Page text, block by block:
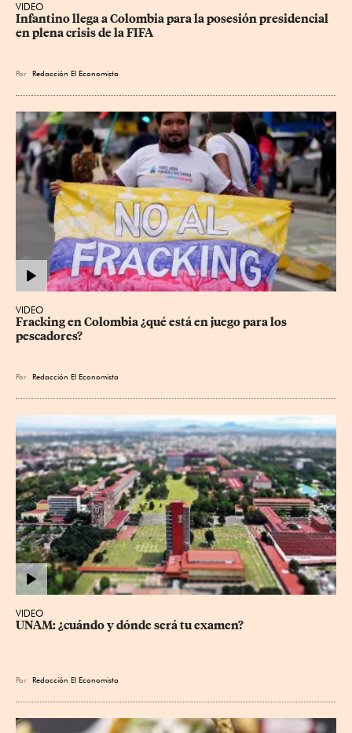
VIDEO
Infantino llega a Colombia para la posesión presidencial
en plena crisis de la FIFA
Por Redacción El Economista
VIDEO
Fracking en Colombia ¿qué está en juego para los
pescadores?
Por Redacción El Economista
VIDEO
UNAM: ¿cuándo y dónde será tu examen?
Por Redacción El Economista